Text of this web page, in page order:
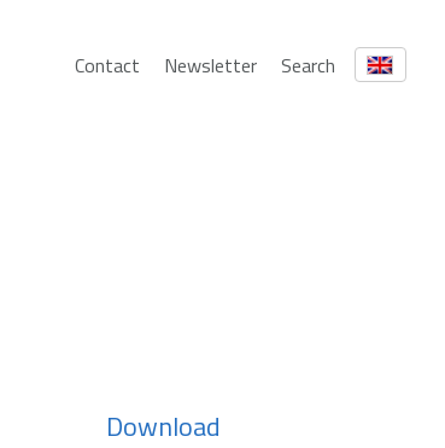
Contact Newsletter Search
Download